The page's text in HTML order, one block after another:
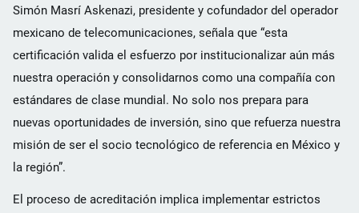
Simón Masrí Askenazi, presidente y cofundador del operador
mexicano de telecomunicaciones, señala que “esta
certificación valida el esfuerzo por institucionalizar aún más
nuestra operación y consolidarnos como una compañía con
estándares de clase mundial. No solo nos prepara para
nuevas oportunidades de inversión, sino que refuerza nuestra
misión de ser el socio tecnológico de referencia en México y
la región”.
El proceso de acreditación implica implementar estrictos